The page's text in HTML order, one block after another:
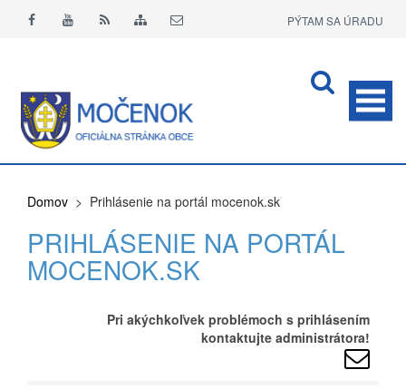
PÝTAM SA ÚRADU
Domov > Prihlásenie na portál mocenok.sk
PRIHLÁSENIE NA PORTÁL
MOCENOK.SK
Pri akýchkoľvek problémoch s prihlásením
kontaktujte administrátora!